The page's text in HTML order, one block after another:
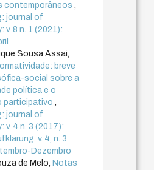
contemporâneos,
journal of
v. 8 n. 1 (2021):
Sousa Assai,
breve
social sobre a
política e o
participativo,
journal of
v. 4 n. 3 (2017):
v. 4, n. 3
Dezembro
de Melo, Notas